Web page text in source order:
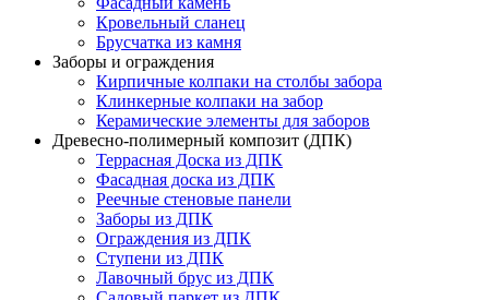
Кровельный сланец
Брусчатка из камня
Заборы и ограждения
Кирпичные колпаки на столбы забора
Клинкерные колпаки на забор
Керамические элементы для заборов
Древесно-полимерный композит (ДПК)
Террасная Доска из ДПК
Фасадная доска из ДПК
Реечные стеновые панели
Заборы из ДПК
Ограждения из ДПК
Ступени из ДПК
Лавочный брус из ДПК